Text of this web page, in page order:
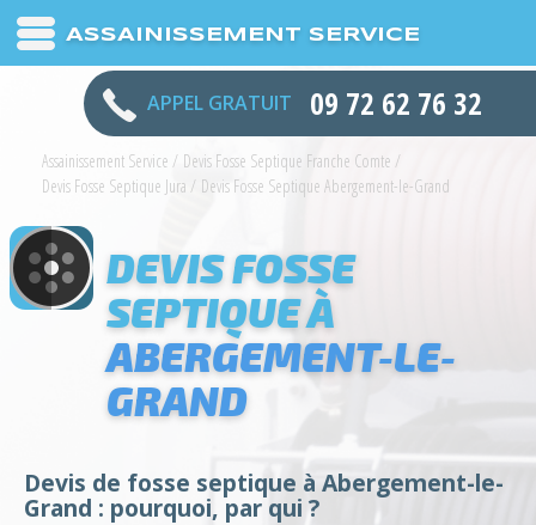
ASSAINISSEMENT SERVICE
APPEL GRATUIT 09 72 62 76 32
Assainissement Service / Devis Fosse Septique Franche Comte /
Devis Fosse Septique Jura / Devis Fosse Septique Abergement-le-Grand
DEVIS FOSSE
SEPTIQUE À
ABERGEMENT-LE-
GRAND
Devis de fosse septique à Abergement-le-
Grand : pourquoi, par qui ?